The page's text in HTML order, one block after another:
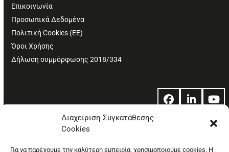
Διαχείριση Συγκατάθεσης
Cookies
Για να παρέχουμε την καλύτερη εμπειρία, χρησιμοποιούμε cookies. Η
Επικοινωνία
Προσωπικά Δεδομένα
Πολιτική Cookies (ΕΕ)
Όροι Χρήσης
Δήλωση συμμόρφωσης 2018/334
Facebook
LinkedIn
© Copyright: Ethos Media S.A.